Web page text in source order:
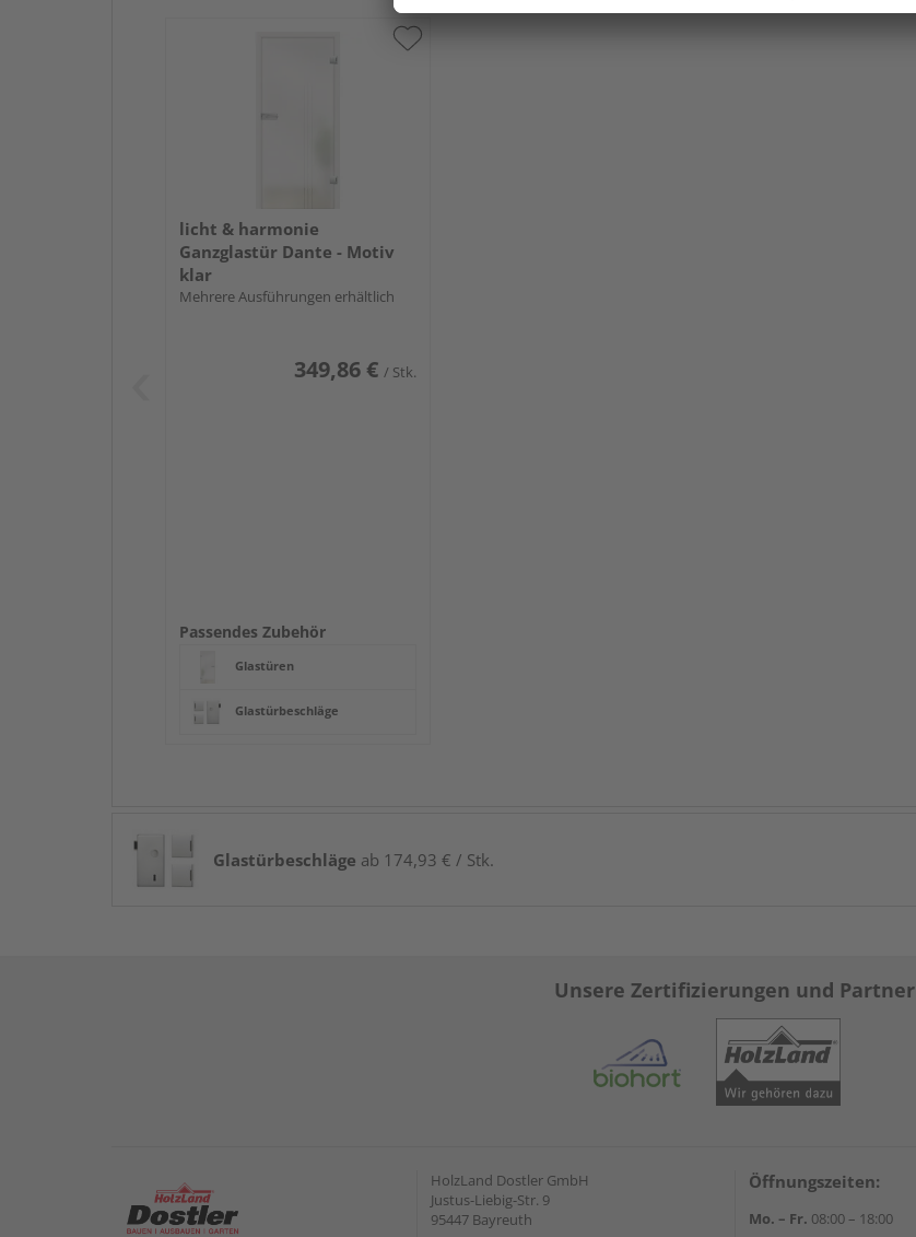
licht & harmonie
Ganzglastür Dante - Motiv
klar
Mehrere Ausführungen erhältlich
349,86 € / Stk.
Passendes Zubehör
Glastüren
Glastürbeschläge
Glastürbeschläge ab 174,93 € / Stk.
Unsere Zertifizierungen und Partner
HolzLand Dostler GmbH
Justus-Liebig-Str. 9
95447 Bayreuth
Öffnungszeiten:
Mo. – Fr. 08:00 – 18:00